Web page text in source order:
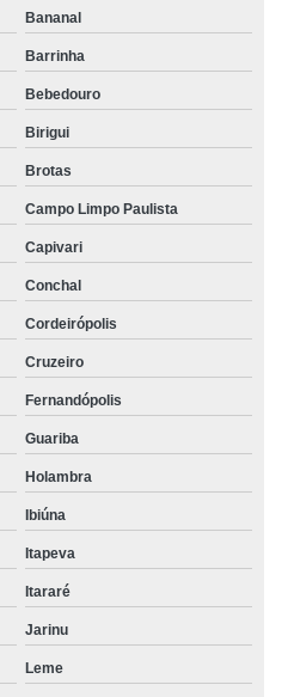
Bananal
Barrinha
Bebedouro
Birigui
Brotas
Campo Limpo Paulista
Capivari
Conchal
Cordeirópolis
Cruzeiro
Fernandópolis
Guariba
Holambra
Ibiúna
Itapeva
Itararé
Jarinu
Leme